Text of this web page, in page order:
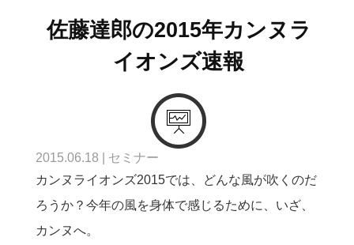
佐藤達郎の2015年カンヌラ
イオンズ速報
2015.06.18
セミナー
カンヌライオンズ2015では、どんな風が吹くのだ
ろうか？今年の風を身体で感じるために、いざ、
カンヌへ。